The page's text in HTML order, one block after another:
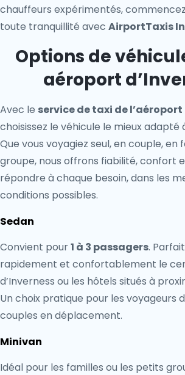
chauffeurs expérimentés,
toute tranquillité avec AirportTaxis
Options de
aéroport
Avec le service de taxi de l’aéroport
choisissez le véhicule le mieux adapté
Que vous voyagiez seul, en couple, en
groupe, nous offrons fiabilité, confort
répondre à chaque besoin, dans les
conditions possibles.
Sedan
Convient pour1 à 3 passagers.
rapidement et confortablement le
d’Inverness ou les hôtels situés à
Un choix pratique pour les voyageurs
couples en déplacement.
Minivan
Idéal pour les familles ou les petits